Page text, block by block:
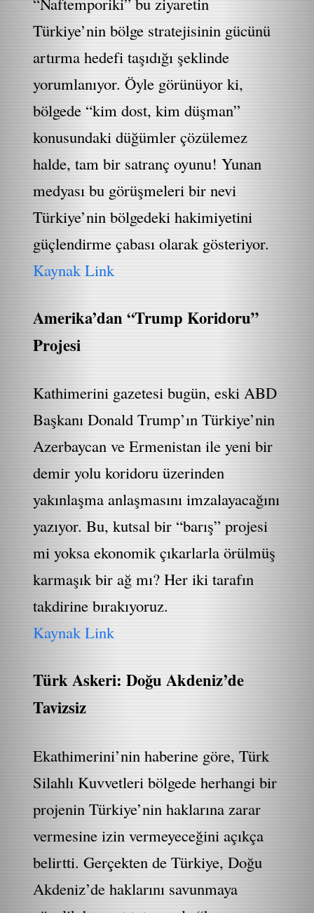
Türkiye’nin bölge stratejisinin gücünü
artırma hedefi taşıdığı şeklinde
yorumlanıyor. Öyle görünüyor ki,
bölgede “kim dost, kim düşman”
konusundaki düğümler çözülemez
halde, tam bir satranç oyunu! Yunan
medyası bu görüşmeleri bir nevi
Türkiye’nin bölgedeki hakimiyetini
güçlendirme çabası olarak gösteriyor.
Kaynak Link
Amerika’dan “Trump Koridoru”
Projesi
Kathimerini gazetesi bugün, eski ABD
Başkanı Donald Trump’ın Türkiye’nin
Azerbaycan ve Ermenistan ile yeni bir
demir yolu koridoru üzerinden
yakınlaşma anlaşmasını imzalayacağını
yazıyor. Bu, kutsal bir “barış” projesi
mi yoksa ekonomik çıkarlarla örülmüş
karmaşık bir ağ mı? Her iki tarafın
takdirine bırakıyoruz.
Kaynak Link
Türk Askeri: Doğu Akdeniz’de
Tavizsiz
Ekathimerini’nin haberine göre, Türk
Silahlı Kuvvetleri bölgede herhangi bir
projenin Türkiye’nin haklarına zarar
vermesine izin vermeyeceğini açıkça
belirtti. Gerçekten de Türkiye, Doğu
Akdeniz’de haklarını savunmaya